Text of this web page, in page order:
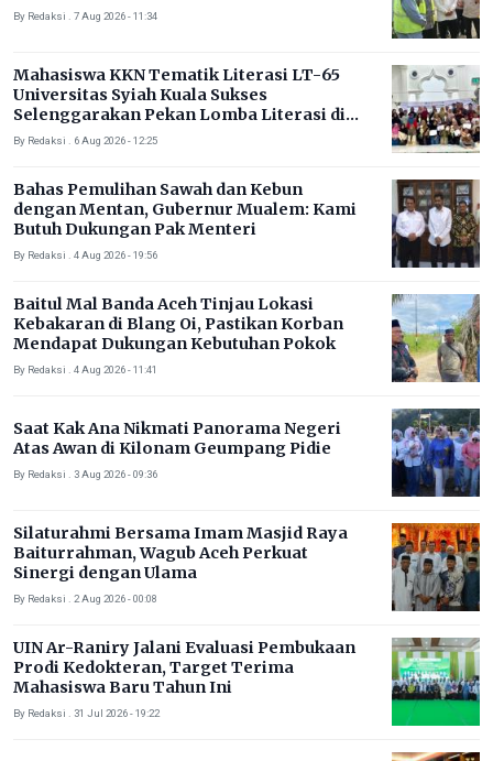
By Redaksi . 7 Aug 2026 - 11:34
Mahasiswa KKN Tematik Literasi LT-65
Universitas Syiah Kuala Sukses
Selenggarakan Pekan Lomba Literasi di
Gampong Rhieng Blang
By Redaksi . 6 Aug 2026 - 12:25
Bahas Pemulihan Sawah dan Kebun
dengan Mentan, Gubernur Mualem: Kami
Butuh Dukungan Pak Menteri
By Redaksi . 4 Aug 2026 - 19:56
Baitul Mal Banda Aceh Tinjau Lokasi
Kebakaran di Blang Oi, Pastikan Korban
Mendapat Dukungan Kebutuhan Pokok
By Redaksi . 4 Aug 2026 - 11:41
Saat Kak Ana Nikmati Panorama Negeri
Atas Awan di Kilonam Geumpang Pidie
By Redaksi . 3 Aug 2026 - 09:36
Silaturahmi Bersama Imam Masjid Raya
Baiturrahman, Wagub Aceh Perkuat
Sinergi dengan Ulama
By Redaksi . 2 Aug 2026 - 00:08
UIN Ar-Raniry Jalani Evaluasi Pembukaan
Prodi Kedokteran, Target Terima
Mahasiswa Baru Tahun Ini
By Redaksi . 31 Jul 2026 - 19:22